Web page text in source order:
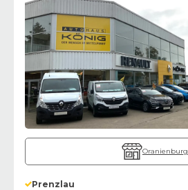
Oranienburg
Prenzlau